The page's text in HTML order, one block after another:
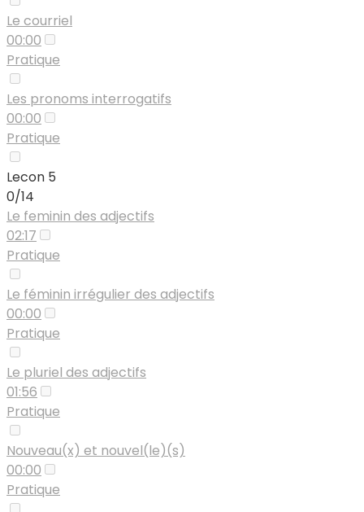
Le courriel
00:00
Pratique
Les pronoms interrogatifs
00:00
Pratique
Lecon 5
0/14
Le feminin des adjectifs
02:17
Pratique
Le féminin irrégulier des adjectifs
00:00
Pratique
Le pluriel des adjectifs
01:56
Pratique
Nouveau(x) et nouvel(le)(s)
00:00
Pratique